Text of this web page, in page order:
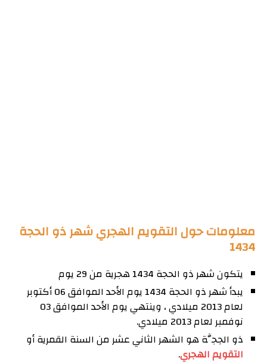
معلومات حول التقويم الهجري شهر ذو الحجة
1434
يتكون شهر ذو الحجة 1434 هجرية من 29 يوم
يبدأ شهر ذو الحجة 1434 يوم الأحد الموافق 06 أكتوبر
لعام 2013 ميلادي ، وينتهي يوم الأحد الموافق 03
نوفمبر لعام 2013 ميلادي.
ذو الحِجَّة هو الشهر الثاني عشر من السنة القمرية أو
التقويم الهجري.